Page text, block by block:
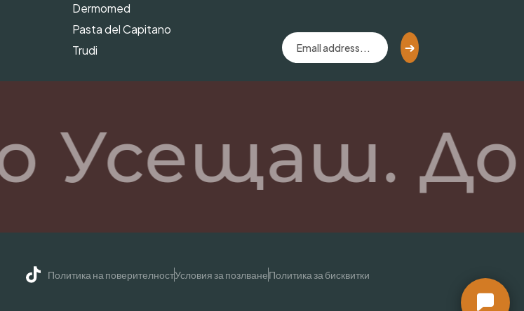
Dermomed
Pasta del Capitano
Trudi
Усещаш.
Политика на поверителностУсловия за позлванеПолитика за бисквитки